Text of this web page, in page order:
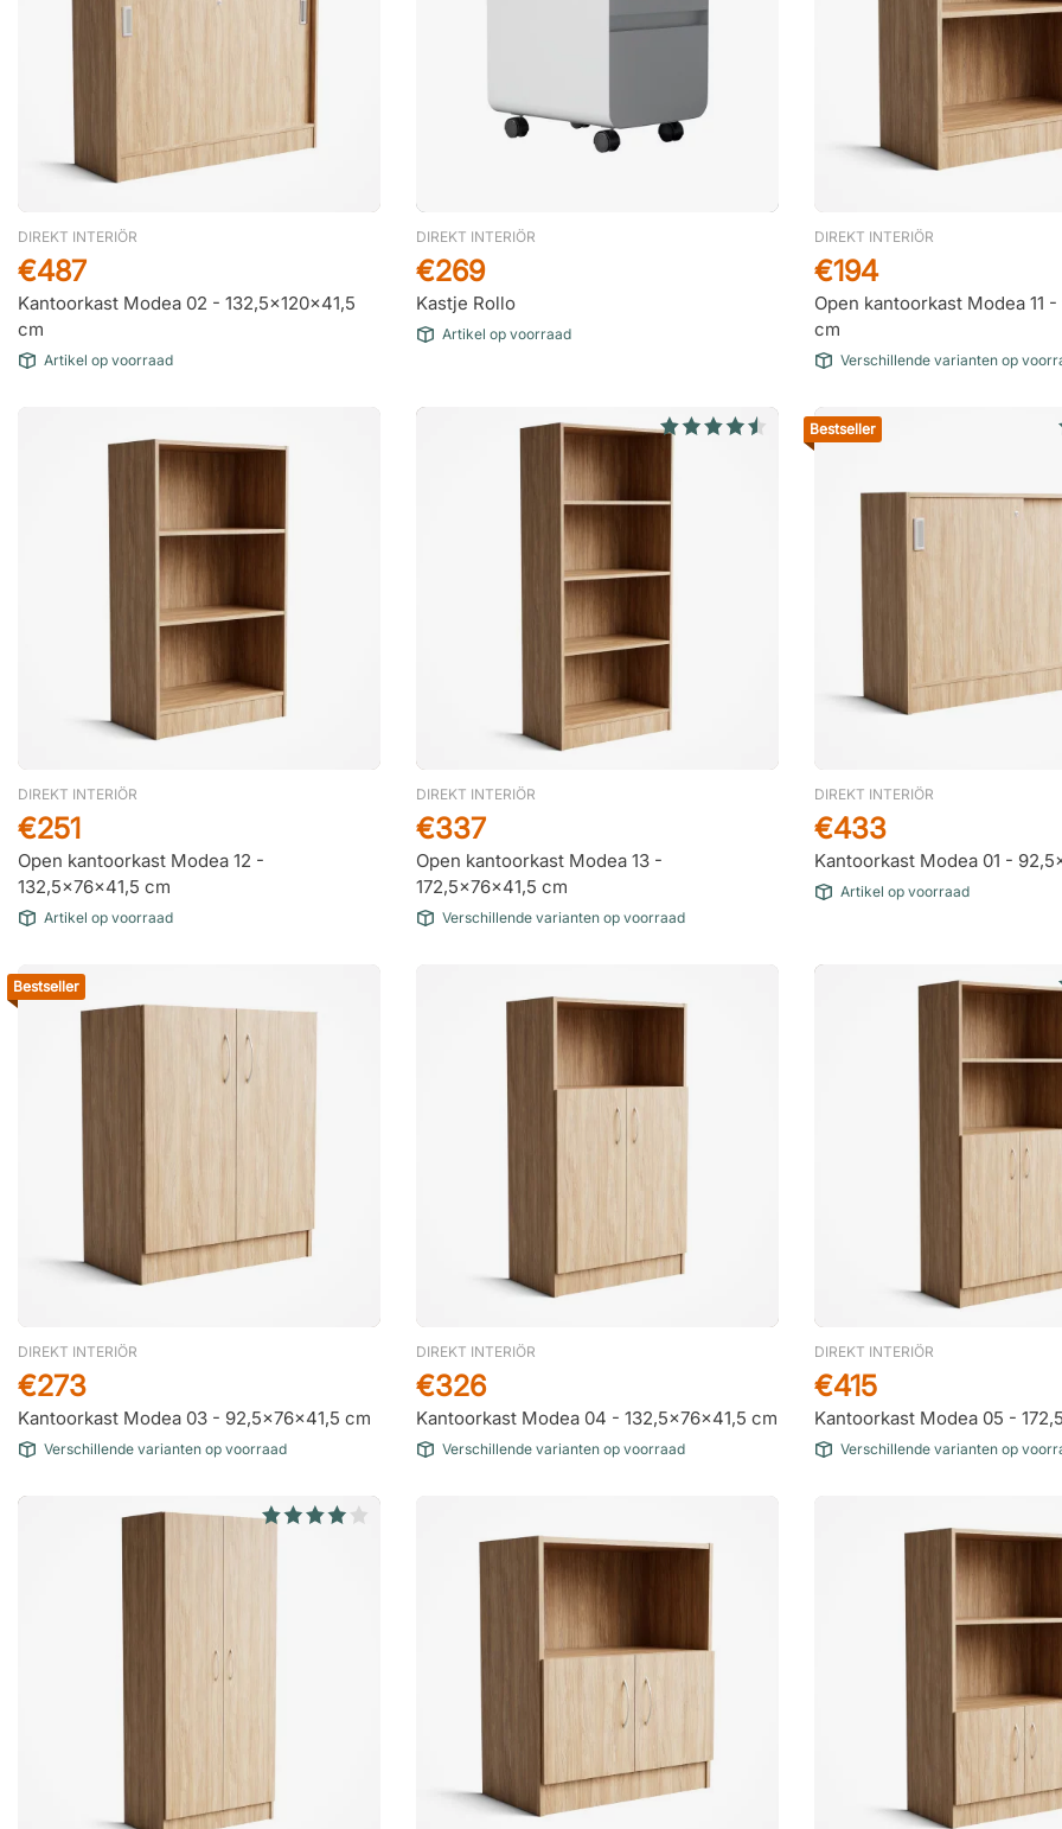
DIREKT INTERIÖR
Kantoorkast Modea 02 - 132,5x120x41,5
cm
€487
Artikel op voorraad
DIREKT INTERIÖR
Kastje Rollo
€269
Artikel op voorraad
DIREKT INTERIÖR
Open kantoorkast Modea 11
cm
€194
Verschillende varianten op
DIREKT INTERIÖR
Open kantoorkast Modea 12 -
132,5x76x41,5 cm
€251
Artikel op voorraad
DIREKT INTERIÖR
Open kantoorkast Modea 13 -
172,5x76x41,5 cm
€337
Verschillende varianten op voorraad
Bestseller
DIREKT INTERIÖR
Kantoorkast Modea 01 -
€433
Artikel op voorraad
Bestseller
DIREKT INTERIÖR
Kantoorkast Modea 03 - 92,5x76x41,5 cm
€273
Verschillende varianten op voorraad
DIREKT INTERIÖR
Kantoorkast Modea 04 - 132,5x76x41,5 cm
€326
Verschillende varianten op voorraad
DIREKT INTERIÖR
Kantoorkast Modea 05 -
€415
Verschillende varianten op